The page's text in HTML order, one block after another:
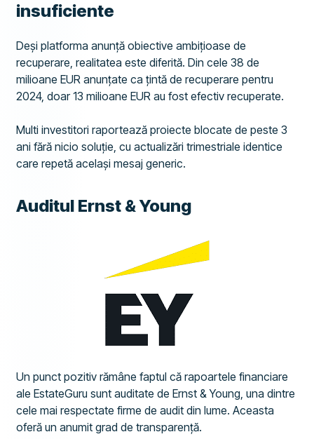
insuficiente
Deși platforma anunță obiective ambițioase de
recuperare, realitatea este diferită. Din cele 38 de
milioane EUR anunțate ca țintă de recuperare pentru
2024, doar 13 milioane EUR au fost efectiv recuperate.
Multi investitori raportează proiecte blocate de peste 3
ani fără nicio soluție, cu actualizări trimestriale identice
care repetă același mesaj generic.
Auditul Ernst & Young
Un punct pozitiv rămâne faptul că rapoartele financiare
ale EstateGuru sunt auditate de Ernst & Young, una dintre
cele mai respectate firme de audit din lume. Aceasta
oferă un anumit grad de transparență.